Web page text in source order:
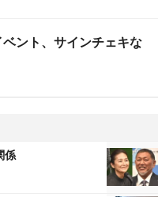
ント、サインチェキな
係